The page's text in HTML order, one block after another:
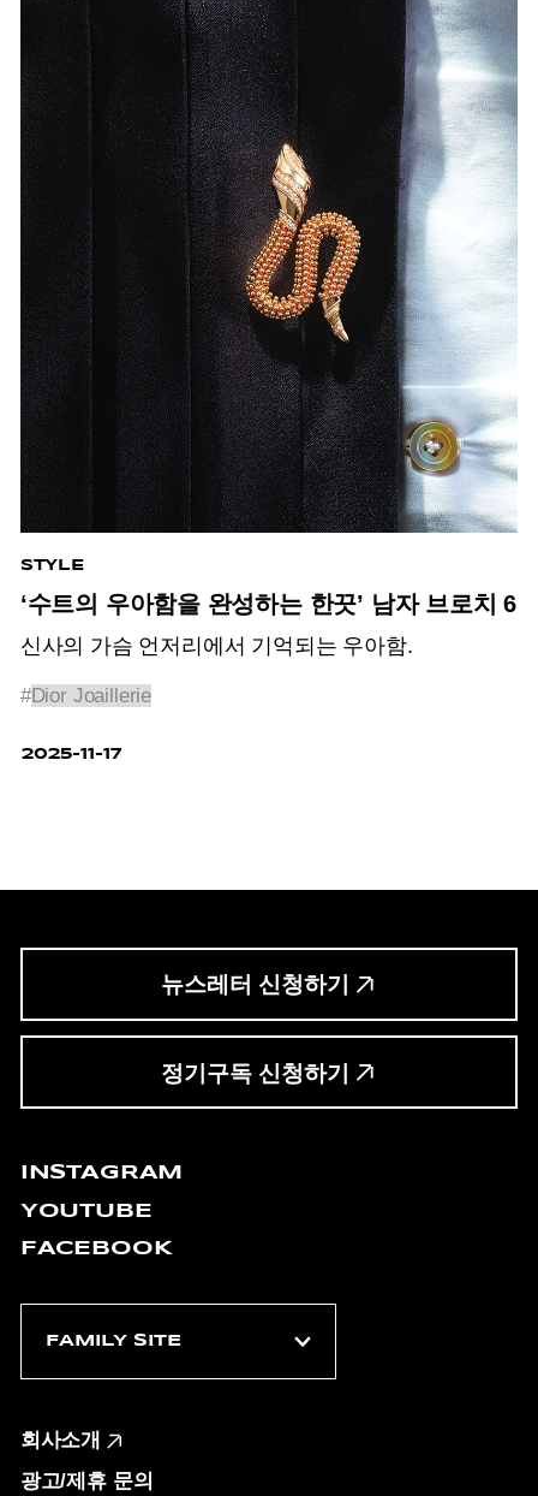
STYLE
‘수트의 우아함을 완성하는 한끗’ 남자 브로치 6
신사의 가슴 언저리에서 기억되는 우아함.
#Dior Joaillerie
2025-11-17
뉴스레터 신청하기
정기구독 신청하기
INSTAGRAM
YOUTUBE
FACEBOOK
회사소개
광고/제휴 문의